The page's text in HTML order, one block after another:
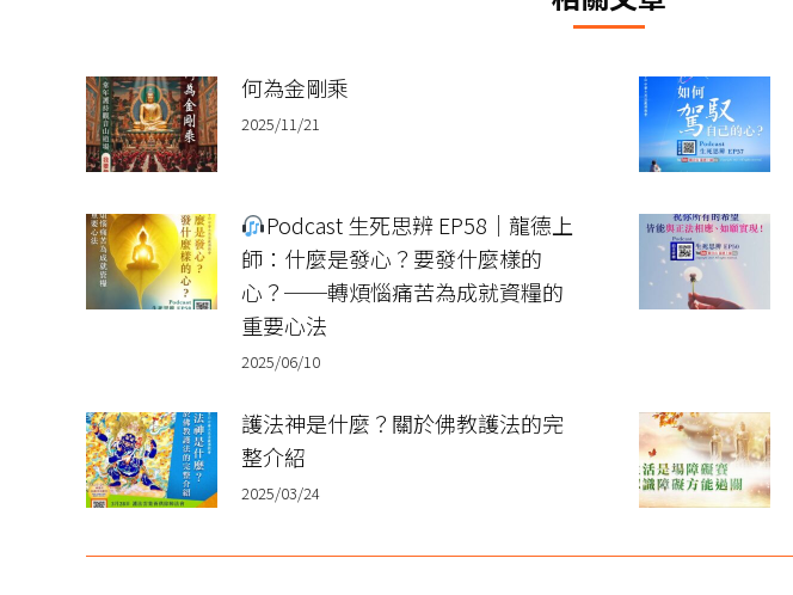
何為金剛乘
2025/11/21
Podcast 生死思辨 EP58｜龍德上
師：什麼是發心？要發什麼樣的
心？──轉煩惱痛苦為成就資糧的
重要心法
2025/06/10
護法神是什麼？關於佛教護法的完
整介紹
2025/03/24